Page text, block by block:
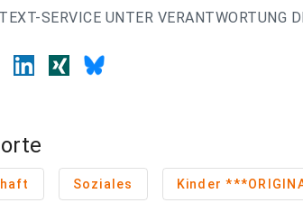
SERVICE UNTER VERANTWORTUNG
Soziales Kinder